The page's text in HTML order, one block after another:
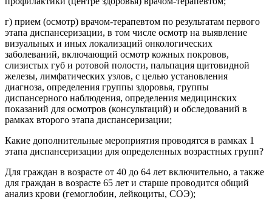
г) прием (осмотр) врачом-терапевтом по результатам первого
этапа диспансеризации, в том числе осмотр на выявление
визуальных и иных локализаций онкологических
заболеваний, включающий осмотр кожных покровов,
слизистых губ и ротовой полости, пальпация щитовидной
железы, лимфатических узлов, с целью установления
диагноза, определения группы здоровья, группы
диспансерного наблюдения, определения медицинских
показаний для осмотров (консультаций) и обследований в
рамках второго этапа диспансеризации;
Какие дополнительные мероприятия проводятся в рамках 1
этапа диспансеризации для определенных возрастных групп?
Для граждан в возрасте от 40 до 64 лет включительно, а также
для граждан в возрасте 65 лет и старше проводится общий
анализ крови (гемоглобин, лейкоциты, СОЭ);